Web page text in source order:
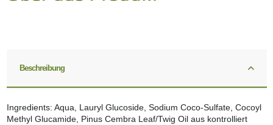
Beschreibung
Ingredients: Aqua, Lauryl Glucoside, Sodium Coco-Sulfate, Cocoyl
Methyl Glucamide, Pinus Cembra Leaf/Twig Oil aus kontrolliert